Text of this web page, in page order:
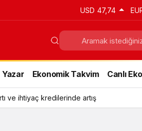
USD 47,74
Yazar Ekonomik Takvim Canlı
ve ihtiyaç kredilerinde artış